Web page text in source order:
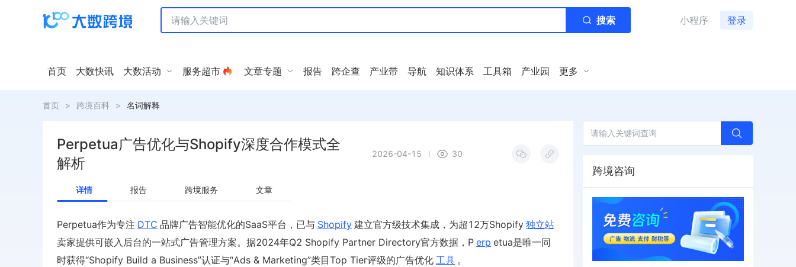
搜索 小程序 登录
首页 大数快讯 大数活动 服务超市 文章专题 报告 跨企查 产业带 导航 知识体系 工具箱 产业园 更多
首页 > 跨境百科 > 名词解释
Perpetua广告优化与Shopify深度合作模式全
解析
2026-04-15 30
详情 报告 跨境服务 文章
Perpetua作为专注 DTC 品牌广告智能优化的SaaS平台，已与 Shopify 建立官方级技术集成，为超12万Shopify 独立站
卖家提供可嵌入后台的一站式广告管理方案。据2024年Q2 Shopify Partner Directory官方数据，P erp etua是唯一同
时获得“Shopify Build a Business”认证与“Ads & Marketing”类目Top Tier评级的广告优化 工具 。
跨境咨询